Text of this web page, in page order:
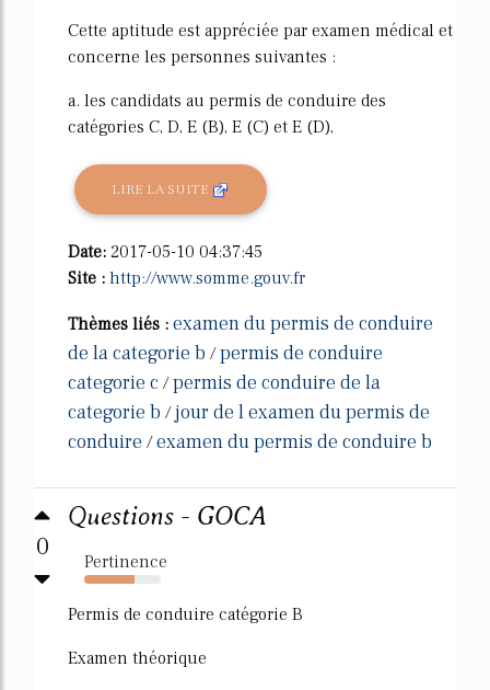
Cette aptitude est appréciée par examen médical et
concerne les personnes suivantes :
a. les candidats au permis de conduire des
catégories C, D, E (B), E (C) et E (D),
LIRE LA SUITE
Date: 2017-05-10 04:37:45
Site : http://www.somme.gouv.fr
Thèmes liés : examen du permis de conduire
de la categorie b /permis de conduire
categorie c /permis de conduire de la
categorie b /jour de l examen du permis de
conduire /examen du permis de conduire b
0
Questions - GOCA
Pertinence
66%
Permis de conduire catégorie B
Examen théorique